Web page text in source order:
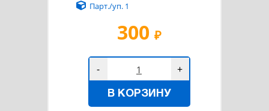
300 ₽
Парт./уп. 1
- +
В КОРЗИНУ